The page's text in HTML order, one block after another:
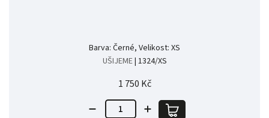
Barva: Černé, Velikost: XS
UŠIJEME| 1324/XS
1 750 Kč